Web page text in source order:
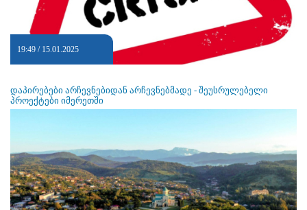
19:49 / 15.01.2025
დაპირებები არჩევნებიდან არჩევნებმადე - შეუსრულებელი
პროექტები იმერეთში